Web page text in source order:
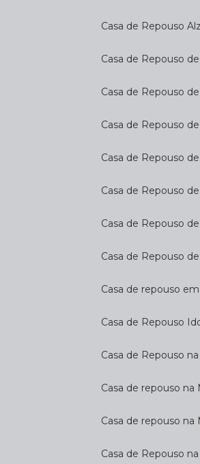
Casa de Repouso
Casa de Repouso
Casa de Repouso
Casa de Repouso
Casa de Repouso
Casa de Repouso
Casa de Repouso
Casa de Repouso
Casa de repouso
Casa de Repouso
Casa de Repouso
Casa de repouso
Casa de repouso
Casa de Repouso